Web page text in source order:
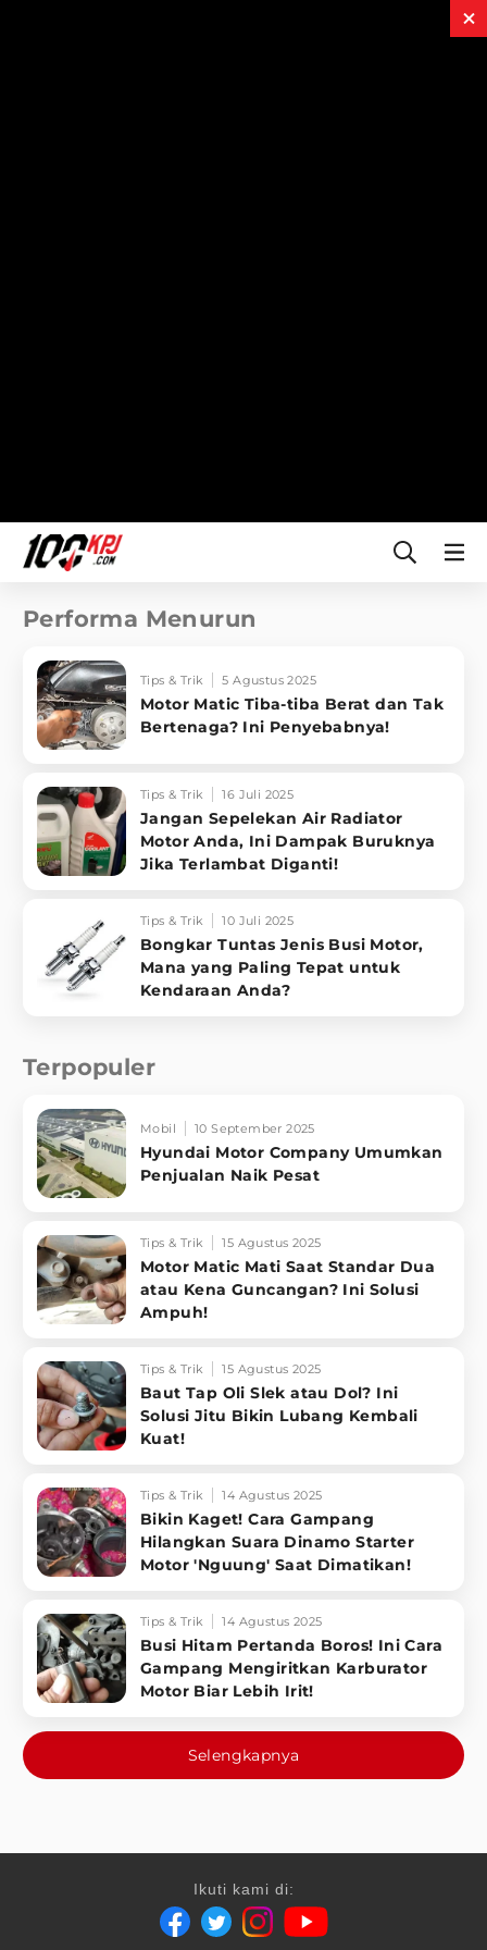
Performa Menurun
Tips & Trik 5 Agustus 2025
Motor Matic Tiba-tiba Berat dan Tak
Bertenaga? Ini Penyebabnya!
Tips & Trik 16 Juli 2025
Jangan Sepelekan Air Radiator
Motor Anda, Ini Dampak Buruknya
Jika Terlambat Diganti!
Tips & Trik 10 Juli 2025
Bongkar Tuntas Jenis Busi Motor,
Mana yang Paling Tepat untuk
Kendaraan Anda?
Terpopuler
Mobil 10 September 2025
Hyundai Motor Company Umumkan
Penjualan Naik Pesat
Tips & Trik 15 Agustus 2025
Motor Matic Mati Saat Standar Dua
atau Kena Guncangan? Ini Solusi
Ampuh!
Tips & Trik 15 Agustus 2025
Baut Tap Oli Slek atau Dol? Ini
Solusi Jitu Bikin Lubang Kembali
Kuat!
Tips & Trik 14 Agustus 2025
Bikin Kaget! Cara Gampang
Hilangkan Suara Dinamo Starter
Motor 'Nguung' Saat Dimatikan!
Tips & Trik 14 Agustus 2025
Busi Hitam Pertanda Boros! Ini Cara
Gampang Mengiritkan Karburator
Motor Biar Lebih Irit!
Selengkapnya
Ikuti kami di: